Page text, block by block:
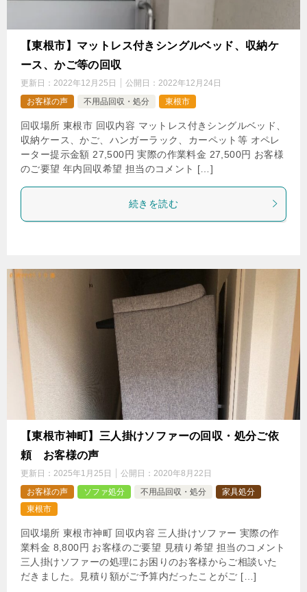
【東根市】マットレス付きシングルベッド、収納ケ
ース、かご等の回収
更新日： 2022年12月25日 公開日： 2022年12月24日
お客様の声
不用品回収・処分 東根市
回収場所 東根市 回収内容 マットレス付きシングルベッド、
収納ケース、かご、ハンガーラック、カーペット等 オペレ
ーター提示金額 27,500円 実際の作業料金 27,500円 お客様
のご要望 年内回収希望 担当のコメント […]
続きを読む
【東根市神町】三人掛けソファーの回収・処分ご依
頼 お客様の声
更新日： 2025年1月25日 公開日： 2020年8月22日
お客様の声
ソファ処分 不用品回収・処分
家具処分
東根市
回収場所 東根市神町 回収内容 三人掛けソファー 実際の作
業料金 8,800円 お客様のご要望 見積り希望 担当のコメント
三人掛けソファーの処理にお困りのお客様からご相談いた
だきました。見積り額がご予算内だったことがご […]